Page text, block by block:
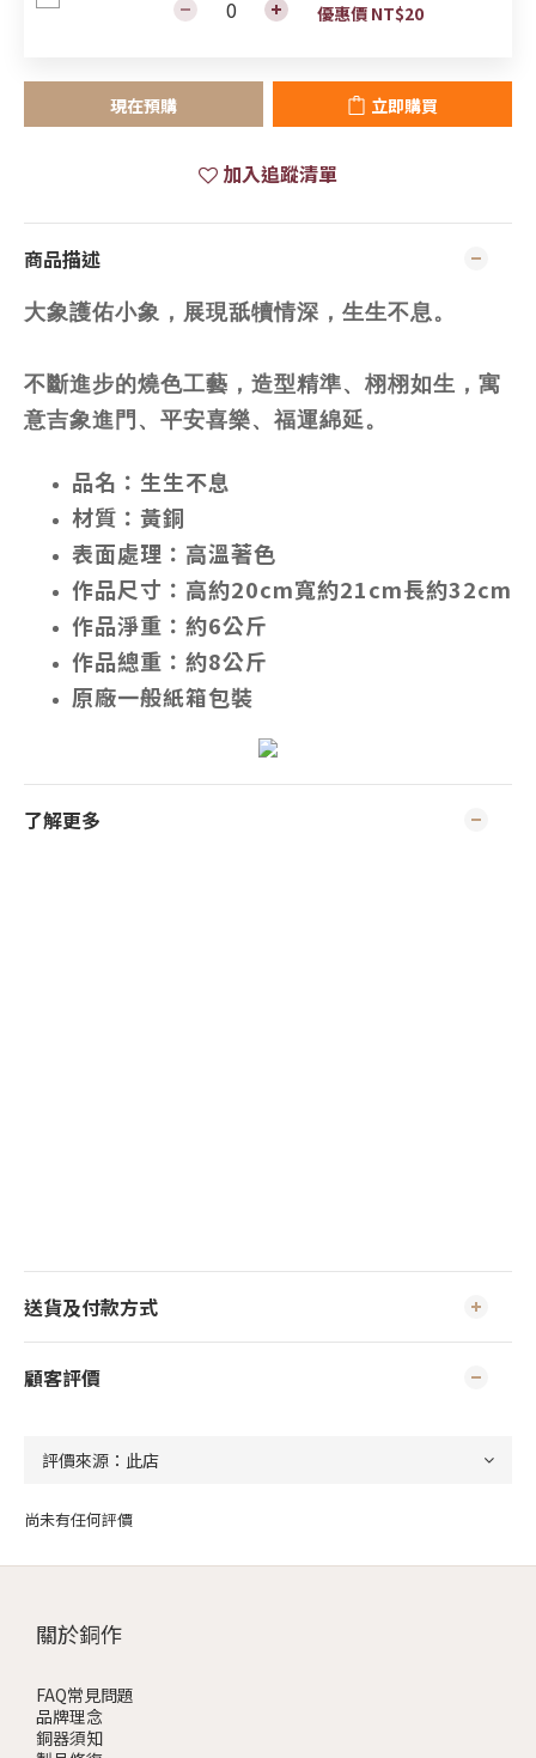
優惠價 NT$20
現在預購 立即購買
加入追蹤清單
商品描述
大象護佑小象，展現舐犢情深，生生不息。
不斷進步的燒色工藝，造型精準、栩栩如生，寓
意吉象進門、平安喜樂、福運綿延。
品名：生生不息
材質：黃銅
表面處理：高溫著色
作品尺寸：高約20cm寬約21cm長約32cm
作品淨重：約6公斤
作品總重：約8公斤
原廠一般紙箱包裝
了解更多
送貨及付款方式
顧客評價
尚未有任何評價
關於銅作
FAQ常見問題
品牌理念
銅器須知